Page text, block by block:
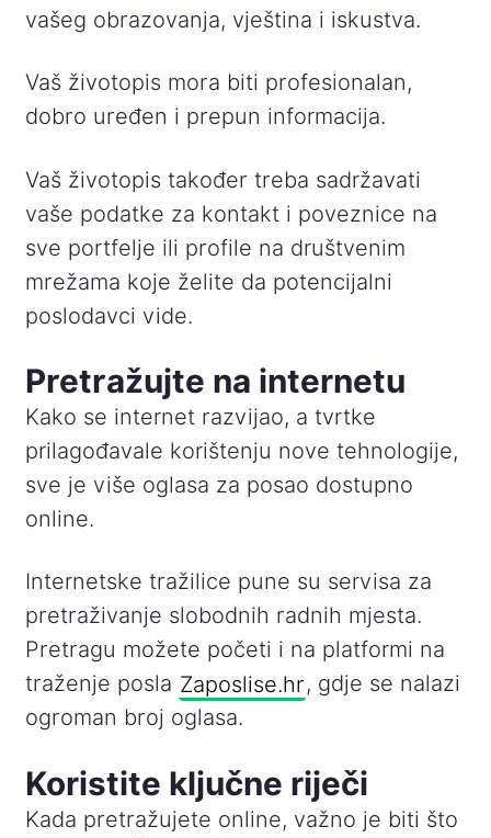
vašeg obrazovanja, vještina i iskustva.
Vaš životopis mora biti profesionalan,
dobro uređen i prepun informacija.
Vaš životopis također treba sadržavati
vaše podatke za kontakt i poveznice na
sve portfelje ili profile na društvenim
mrežama koje želite da potencijalni
poslodavci vide.
Pretražujte na internetu
Kako se internet razvijao, a tvrtke
prilagođavale korištenju nove tehnologije,
sve je više oglasa za posao dostupno
online.
Internetske tražilice pune su servisa za
pretraživanje slobodnih radnih mjesta.
Pretragu možete početi i na platformi na
traženje posla Zaposlise.hr, gdje se nalazi
ogroman broj oglasa.
Koristite ključne riječi
Kada pretražujete online, važno je biti što